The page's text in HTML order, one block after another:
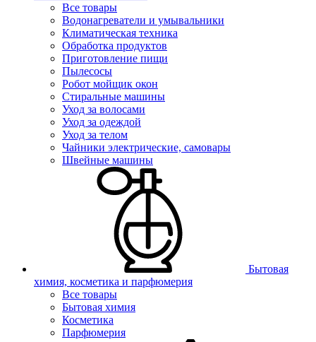
Все товары
Водонагреватели и умывальники
Климатическая техника
Обработка продуктов
Приготовление пищи
Пылесосы
Робот мойщик окон
Стиральные машины
Уход за волосами
Уход за одеждой
Уход за телом
Чайники электрические, самовары
Швейные машины
Бытовая
химия, косметика и парфюмерия
Все товары
Бытовая химия
Косметика
Парфюмерия